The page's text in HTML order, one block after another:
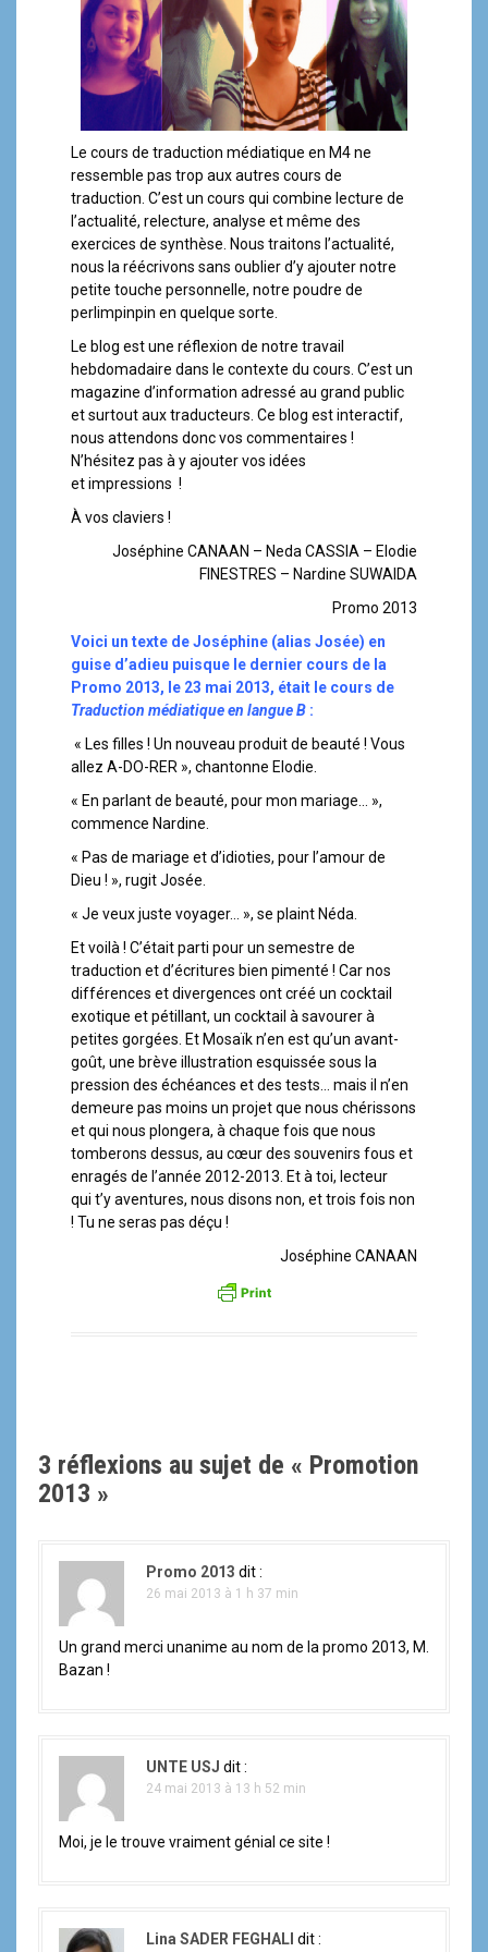
Le cours de traduction médiatique en M4 ne
ressemble pas trop aux autres cours de
traduction. C’est un cours qui combine lecture de
l’actualité, relecture, analyse et même des
exercices de synthèse. Nous traitons l’actualité,
nous la réécrivons sans oublier d’y ajouter notre
petite touche personnelle, notre poudre de
perlimpinpin en quelque sorte.
Le blog est une réflexion de notre travail
hebdomadaire dans le contexte du cours. C’est un
magazine d’information adressé au grand public
et surtout aux traducteurs. Ce blog est interactif,
nous attendons donc vos commentaires !
N’hésitez pas à y ajouter vos idées
et impressions !
À vos claviers !
Joséphine CANAAN – Neda CASSIA – Elodie
FINESTRES – Nardine SUWAIDA
Promo 2013
Voici un texte de Joséphine (alias Josée) en
guise d’adieu puisque le dernier cours de la
Promo 2013, le 23 mai 2013, était le cours de
Traduction médiatique en langue B :
« Les filles ! Un nouveau produit de beauté ! Vous
allez A-DO-RER », chantonne Elodie.
« En parlant de beauté, pour mon mariage… »,
commence Nardine.
« Pas de mariage et d’idioties, pour l’amour de
Dieu ! », rugit Josée.
« Je veux juste voyager… », se plaint Néda.
Et voilà ! C’était parti pour un semestre de
traduction et d’écritures bien pimenté ! Car nos
différences et divergences ont créé un cocktail
exotique et pétillant, un cocktail à savourer à
petites gorgées. Et Mosaïk n’en est qu’un avant-
goût, une brève illustration esquissée sous la
pression des échéances et des tests… mais il n’en
demeure pas moins un projet que nous chérissons
et qui nous plongera, à chaque fois que nous
tomberons dessus, au cœur des souvenirs fous et
enragés de l’année 2012-2013. Et à toi, lecteur
qui t’y aventures, nous disons non, et trois fois non
! Tu ne seras pas déçu !
Joséphine CANAAN
3 réflexions au sujet de « Promotion
2013 »
Promo 2013 dit :
26 mai 2013 à 1 h 37 min
Un grand merci unanime au nom de la promo 2013, M.
Bazan !
UNTE USJ dit :
24 mai 2013 à 13 h 52 min
Moi, je le trouve vraiment génial ce site !
Lina SADER FEGHALI dit :